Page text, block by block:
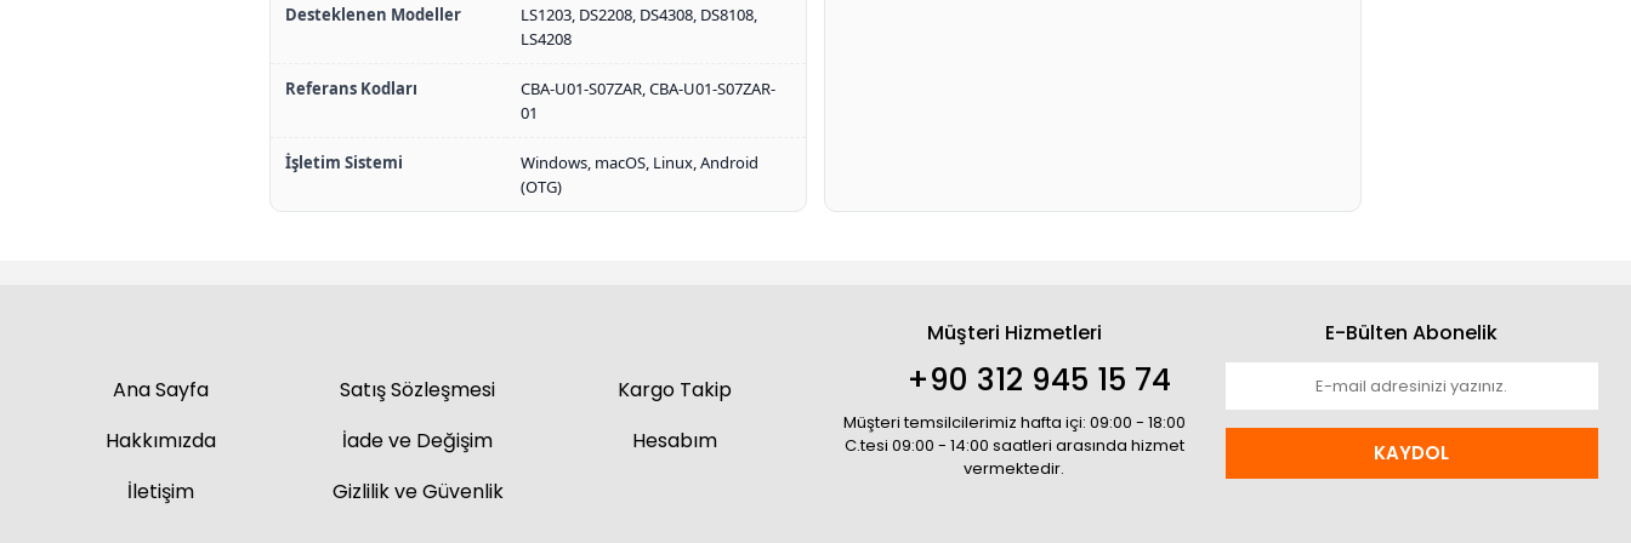
Desteklenen Modeller
LS1203, DS2208, DS4308, DS8108,
LS4208
Referans Kodları
CBA-U01-S07ZAR, CBA-U01-S07ZAR-
01
İşletim Sistemi
Windows, macOS, Linux, Android
(OTG)
Ana Sayfa
Hakkımızda
İletişim
Satış Sözleşmesi
İade ve Değişim
Gizlilik ve Güvenlik
Kargo Takip
Hesabım
Müşteri Hizmetleri
+90 312 945 15 74
Müşteri temsilcilerimiz hafta içi: 09:00 - 18:00
C.tesi 09:00 - 14:00 saatleri arasında hizmet
vermektedir.
E-Bülten Abonelik
KAYDOL